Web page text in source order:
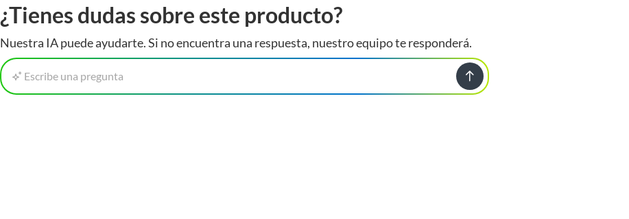
¿Tienes dudas sobre este producto?
Nuestra IA puede ayudarte. Si no encuentra una respuesta, nuestro equipo te responderá.
Escribe una pregunta